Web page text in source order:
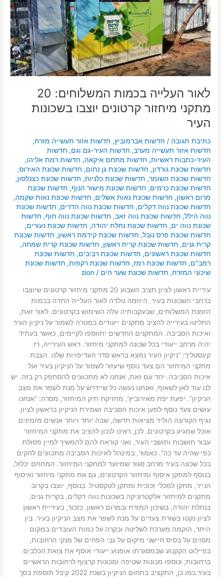
לאור העלייה בכמות המשלוחים: 20
מתקני מיחזור קרטונים יוצבו בשכונות
העיר
כתיבת תגובה /חדשות אברמוביץ,חדשות אזור תעשייה מזרח,
חדשות אזור תעשייה מערב,חדשות העיר-גם וגם,חדשות
העיר-כתבות ראשיות,חדשות מתחם איקאה,חדשות רמת אליהו,
חדשות שכונת גורדון,חדשות שכונת גן נחום,חדשות שכונת האירוס,
חדשות שכונת השומר,חדשות שכונת כלניות,חדשות שכונת כצנלסון,
חדשות שכונת כרמים,חדשות שכונת מישור הנוף,חדשות שכונת
מרום ראשון,חדשות שכונת נאות אשלים,חדשות שכונת נאות שקמה,
חדשות שכונת נווה דקלים,חדשות שכונת נווה הדרים,חדשות שכונת
נווה הילל,חדשות שכונת נווה זאב,חדשות שכונת נווה חוף,חדשות
שכונת נווה ים,חדשות שכונת נחלת יהודה,חדשות שכונת נעורים,
חדשות שכונת פרס נובל,חדשות שכונת קידמת ראשון,חדשות שכונת
קרית גנים,חדשות שכונת קרית ראשון,חדשות שכונת קרית שמחה,
חדשות שכונת ראשונים,חדשות שכונת רביבים,חדשות שכונת
רמב"ם,חדשות שכונת רמז,חדשות שכונת רקפות,חדשות שכונת
שיכוני המזרח,חדשות שכונת שער הים /
zion
עיריית ראשון לציון תציב השבוע 20 מתקני מיחזור קרטונים שיוצבו
ברחבי השכונות בעיר. היוזמה נולדה לאור העלייה החדה בכמות
הזמנת המשלוחים, שבעקבותיה עלה השימוש בקרטונים. לאור זאת,
החליטו בעירייה להציב מתקנים ייעודים במטרה לשמור על ניקיון העיר
ואיכות הסביבה. המתקנים החדשים יתווספו לקיימים, כאשר בעתיד
יהיה מרחב ייעודי בכל שכונה למתקני מיחזור. ראש העירייה, רז
קינסטליך: “ניקיון העיר נמצא בראש סדר העדיפויות שלנו. הצבת
מתקני המיחזור הם צעד נוסף שיעזור לשמור על הניקיון בעיר ועל
איכות הסביבה. יחד עם זאת, אנחנו לא מתכוונים להסתפק רק בזה. יש
לנו עוד לאן לשאוף, ואנחנו נעשה כל שיידרש על מנת לשפר את מצב
הניקיון”. יפעת יפת מאירוביץ’, מחזיקת תיק המיחזור, מסרה: “אנחנו
עושים צעד נוסף למען איכות הסביבה ושמירת הניקיון בראשון לציון.
נגיף הקורונה הוליד מציאות חדשה, שבה יותר ויותר אנשים מזמינים
אוכל שמגיע בקרטונים. לכן, ראינו לנכון להציב את מתקני המיחזור
עבור תושבות ותושבי העיר, ואני קוראת להם להמשיך למיין פסולת
כפי שהיה עד כה”. כאמור, במינהל לאיכות הסביבה מתכוונים להקים
בכל שכונה בעיר מרחב סגור שמיועד למתקני המיחזור. המתחם יכלול,
בנוסף למתקן איסוף ומיחזור הקרטונים, גם את מתקני מיחזור ואיסוף
הנייר, מתקן למכלי זכוכית ומתקן לטקסטיל. בנוסף, יוצבו בקרוב
מתקנים למיחזור אלקטרוניקה בשכונות נווה דקלים, בקרית גנים,
בנחלת יהודה, בשיכון המזרח ובמרום ראשון. כזכור, בעיריית ראשון
לציון נקטו בשורת צעדים על מנת לשפר את מצב הניקיון בעיר. בין
היתר, הוקמה מערכת לשליטה ובקרה על כמות העובדים במקום
מסוים על בסיס חיישני מיקום על גבי הפחים של מנקי הרחובות,
בפיילוט הקקנוע שבמסגרתו אופנוע ייעודי אוסף את צואת הכלבים
ברחובות; ונוספו מכונות שטיפה ומכונות קרצוף לרחובות הראשיים
בעיר.כמו כן, התקציב בתחום הניקיון בשנת 2022 קיבל תוספת בסך
המשלוחים:
20
מתקני
מיחזור
קרטונים
יוצבו
בשכונות